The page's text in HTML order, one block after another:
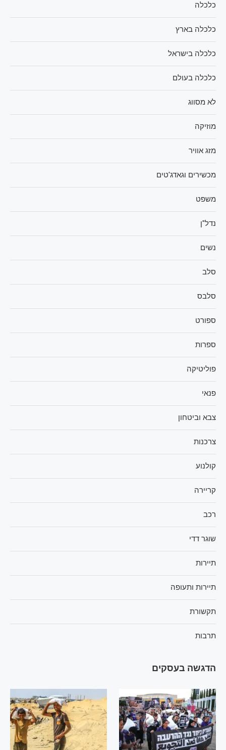
כלכלה
כלכלה בארץ
כלכלה בישראל
כלכלה בעולם
לא מסווג
מוזיקה
מזג אוויר
מכשירים וגאדג'טים
משפט
נדל"ן
נשים
סלב
סלבס
ספורט
ספרות
פוליטיקה
פנאי
צבא וביטחון
צרכנות
קולנוע
קריירה
רכב
שוגר דדי
תיירות
תיירות ותעופה
תקשורת
תרבות
הדגשה בעסקים